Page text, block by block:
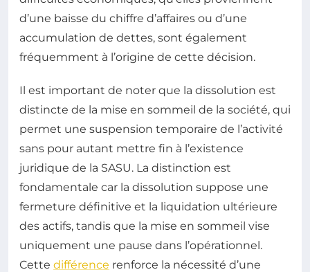
d’une baisse du chiffre d’affaires ou d’une
accumulation de dettes, sont également
fréquemment à l’origine de cette décision.
Il est important de noter que la dissolution est
distincte de la mise en sommeil de la société, qui
permet une suspension temporaire de l’activité
sans pour autant mettre fin à l’existence
juridique de la SASU. La distinction est
fondamentale car la dissolution suppose une
fermeture définitive et la liquidation ultérieure
des actifs, tandis que la mise en sommeil vise
uniquement une pause dans l’opérationnel.
Cette différence renforce la nécessité d’une